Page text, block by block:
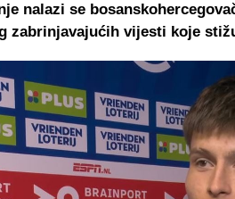
nalazi se
zabrinjavajućih vijesti koje